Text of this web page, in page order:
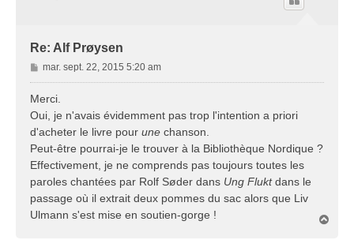
Re: Alf Prøysen
M
e
a
g
e
mar. sept. 22, 2015 5:20 am
Merci.
Oui, je n'avais évidemment pas trop l'intention a priori
d'acheter le livre pour une chanson.
Peut-être pourrai-je le trouver à la Bibliothèque Nordique ?
Effectivement, je ne comprends pas toujours toutes les
paroles chantées par Rolf Søder dans Ung Fluktdans le
passage où il extrait deux pommes du sac alors que Liv
Ulmann s'est mise en soutien-gorge !